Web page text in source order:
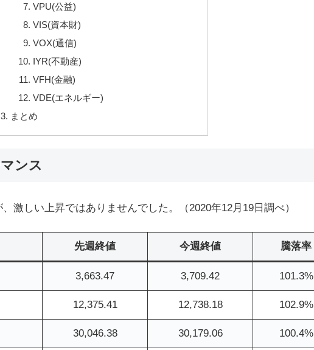
VPU(公益)
VIS(資本財)
VOX(通信)
IYR(不動産)
VFH(金融)
VDE(エネルギー)
まとめ
ンス
激しい上昇ではありませんでした。（2020年12月19日調べ）
先週終値 今週終値 騰落率
3,663.47 3,709.42 101.3%
12,375.41 12,738.18 102.9%
30,046.38 30,179.06 100.4%